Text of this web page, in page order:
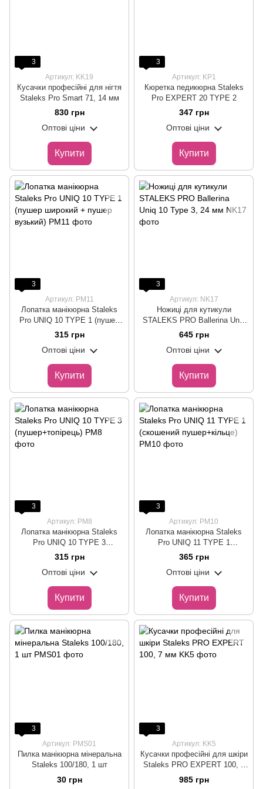
3
Артикул: KK19
Кусачки професійні для нігтя
Staleks Pro Smart 71, 14 мм
830 грн
Оптові ціни
Купити
3
Артикул: KP1
Кюретка педикюрна Staleks
Pro EXPERT 20 TYPE 2
347 грн
Оптові ціни
Купити
3
Артикул: PM11
Лопатка манікюрна Staleks
Pro UNIQ 10 TYPE 1 (пушер
широкий + пушер вузький)
315 грн
Оптові ціни
Купити
3
Артикул: NK17
Ножиці для кутикули
STALEKS PRO Ballerina Uniq
10 Type 3, 24 мм
645 грн
Оптові ціни
Купити
3
Артикул: PM8
Лопатка манікюрна Staleks
Pro UNIQ 10 TYPE 3
(пушер+топірець)
315 грн
Оптові ціни
Купити
3
Артикул: PM10
Лопатка манікюрна Staleks
Pro UNIQ 11 TYPE 1
(скошений пушер+кільце)
365 грн
Оптові ціни
Купити
3
Артикул: PMS01
Пилка манікюрна мінеральна
Staleks 100/180, 1 шт
30 грн
3
Артикул: KK5
Кусачки професійні для шкіри
Staleks PRO EXPERT 100, 7
мм
985 грн